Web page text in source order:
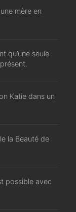
mère en
qu’une seule
Katie dans un
la Beauté de
possible avec